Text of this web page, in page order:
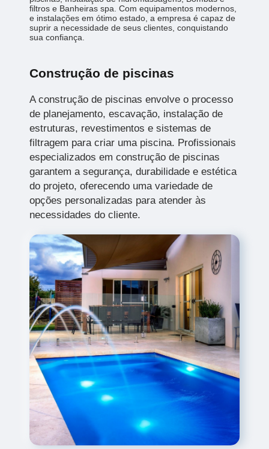
filtros e Banheiras spa. Com equipamentos modernos,
e instalações em ótimo estado, a empresa é capaz de
suprir a necessidade de seus clientes, conquistando
sua confiança.
Construção de piscinas
A construção de piscinas envolve o processo
de planejamento, escavação, instalação de
estruturas, revestimentos e sistemas de
filtragem para criar uma piscina. Profissionais
especializados em construção de piscinas
garantem a segurança, durabilidade e estética
do projeto, oferecendo uma variedade de
opções personalizadas para atender às
necessidades do cliente.